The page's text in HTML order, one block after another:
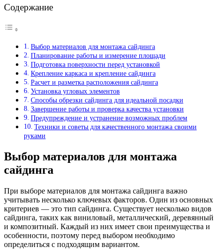
Содержание
Выбор материалов для монтажа сайдинга
Планирование работы и измерение площади
Подготовка поверхности перед установкой
Крепление каркаса и крепление сайдинга
Расчет и разметка расположения сайдинга
Установка угловых элементов
Способы обрезки сайдинга для идеальной посадки
Завершение работы и проверка качества установки
Предупреждение и устранение возможных проблем
Техники и советы для качественного монтажа своими
руками
Выбор материалов для монтажа
сайдинга
При выборе материалов для монтажа сайдинга важно
учитывать несколько ключевых факторов. Один из основных
критериев — это тип сайдинга. Существует несколько видов
сайдинга, таких как виниловый, металлический, деревянный
и композитный. Каждый из них имеет свои преимущества и
особенности, поэтому перед выбором необходимо
определиться с подходящим вариантом.